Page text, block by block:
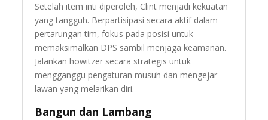
Setelah item inti diperoleh, Clint menjadi kekuatan
yang tangguh. Berpartisipasi secara aktif dalam
pertarungan tim, fokus pada posisi untuk
memaksimalkan DPS sambil menjaga keamanan.
Jalankan howitzer secara strategis untuk
mengganggu pengaturan musuh dan mengejar
lawan yang melarikan diri.
Bangun dan Lambang